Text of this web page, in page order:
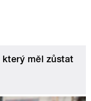
který měl zůstat